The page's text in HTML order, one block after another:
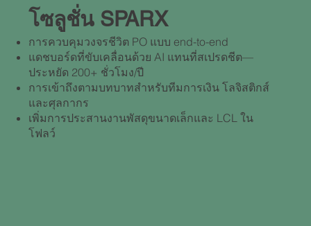
โซลูชั่น SPARX
การควบคุมวงจรชีวิต PO แบบ end-to-end
แดชบอร์ดที่ขับเคลื่อนด้วย AI แทนที่สเปรดชีต—
ประหยัด 200+ ชั่วโมง/ปี
การเข้าถึงตามบทบาทสําหรับทีมการเงิน โลจิสติกส์
และศุลกากร
เพิ่มการประสานงานพัสดุขนาดเล็กและ LCL ใน
โฟลว์